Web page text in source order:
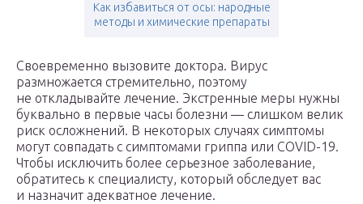
Как избавиться от осы: народные
методы и химические препараты
Своевременно вызовите доктора. Вирус
размножается стремительно, поэтому
не откладывайте лечение. Экстренные меры нужны
буквально в первые часы болезни — слишком велик
риск осложнений. В некоторых случаях симптомы
могут совпадать с симптомами гриппа или COVID-19.
Чтобы исключить более серьезное заболевание,
обратитесь к специалисту, который обследует вас
и назначит адекватное лечение.